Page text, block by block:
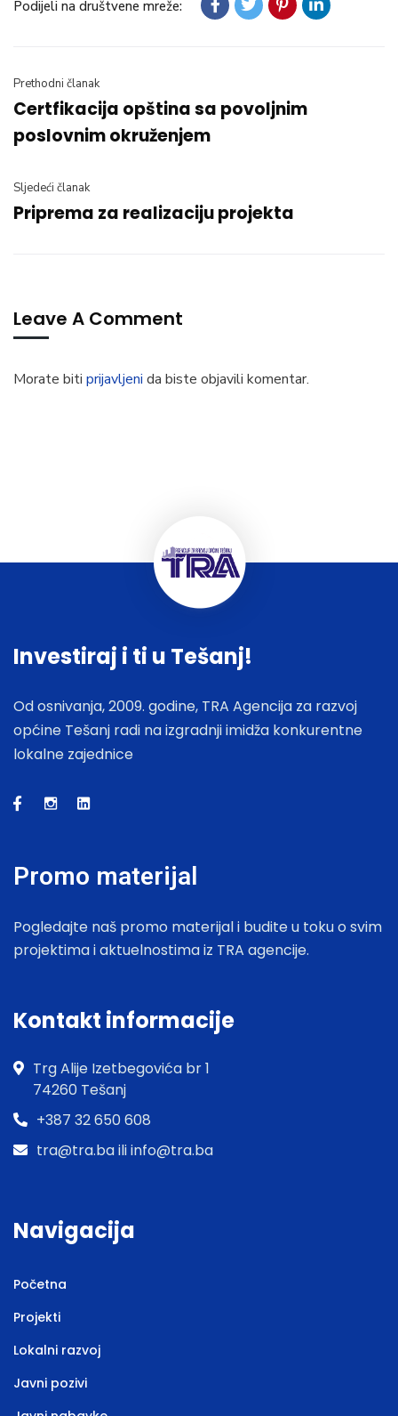
Podijeli na društvene mreže:
Prethodni članak
Certfikacija opština sa povoljnim
poslovnim okruženjem
Sljedeći članak
Priprema za realizaciju projekta
Leave A Comment
Morate biti prijavljeni da biste objavili komentar.
Investiraj i ti u Tešanj!
Od osnivanja, 2009. godine, TRA Agencija za razvoj
općine Tešanj radi na izgradnji imidža konkurentne
lokalne zajednice
Promo materijal
Pogledajte naš promo materijal i budite u toku o svim
projektima i aktuelnostima iz TRA agencije.
Kontakt informacije
Trg Alije Izetbegovića br 1
74260 Tešanj
+387 32 650 608
tra@tra.ba ili info@tra.ba
Navigacija
Početna
Projekti
Lokalni razvoj
Javni pozivi